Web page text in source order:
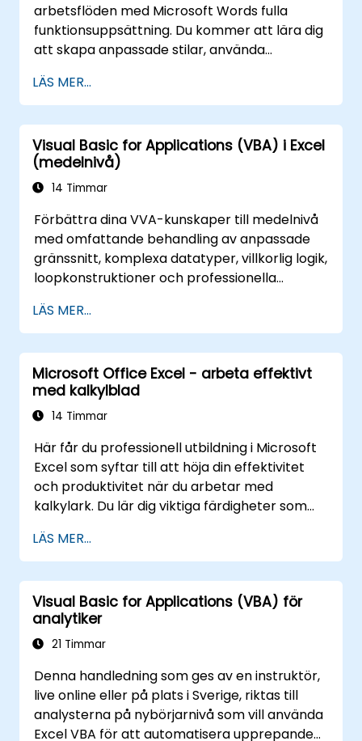
arbetsflöden med Microsoft Words fulla
funktionsuppsättning. Du kommer att lära dig
att skapa anpassade stilar, använda
makron och skapa mallar. Deltagarna får
kunskap om sektionsnivålayout, dynamiska
innehållsförteckningar, register, länkar,
innehållskontroller, dokumentjämförelse och
versionshantering. Kursen ger
yrkesverksamma verktyg att bygga
standardiserade företagsmallar, dokument
med korsreferenser och arbetsflöden
integrerade med SharePoint.
LÄS MER...
Visual Basic for Applications (VBA) i Excel
(medelnivå)
14 Timmar
Förbättra dina VVA-kunskaper till medelnivå
med omfattande behandling av anpassade
gränssnitt, komplexa datatyper, villkorlig logik,
loopkonstruktioner och professionella
VBA-utbildning lär ut robust felhantering,
prestandaoptimering, VBA-anpassade
formulär och arbetsflödesautomatisering
genom verkliga övningar – och överbrygger
klyftan från grundläggande makron till
avancerade automatiseringslösningar för
affärsanvändare som strävar efter
företagsanpassade kalkylbladskapaciteter.
LÄS MER...
Microsoft Office Excel - arbeta effektivt
med kalkylblad
14 Timmar
Här får du professionell utbildning i Microsoft
Excel som syftar till att höja din effektivitet
och produktivitet när du arbetar med
kalkylark. Du lär dig viktiga färdigheter som
skapa komplexa formler med hjälp av
kraftfulla funktioner, formatera celler, skapa
professionella diagram och grafer, arbeta
med pivot-tabeller och datalistor samt
hantera grafiska objekt. Kursen är perfekt för
dig som arbetar som business analyst,
som kontorsanställd och vill gå från
medelstark till expertnivå inom Excel.
Förbättra dina dataanalysförmågor,
LÄS MER...
Visual Basic for Applications (VBA) för
analytiker
21 Timmar
Denna handledning som ges av en instruktör,
live online eller på plats i Sverige, riktas till
analysterna på nybörjarnivå som vill använda
Excel VBA för att automatisera upprepande